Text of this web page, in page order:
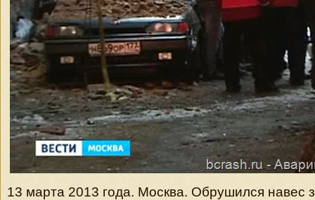
13 марта 2013 года. Москва. Обрушился навес